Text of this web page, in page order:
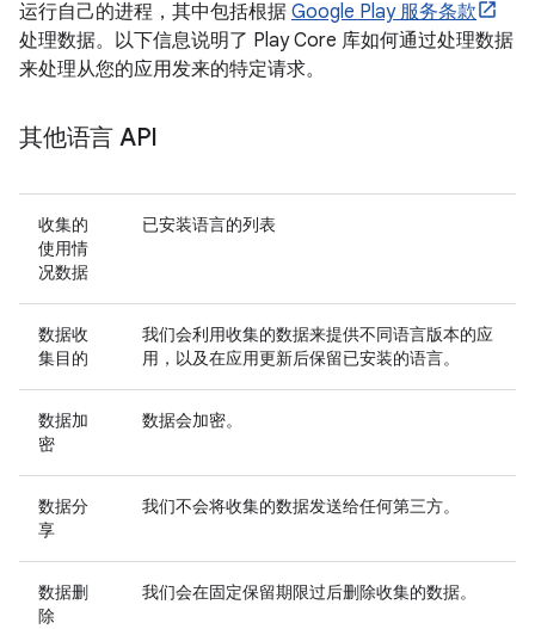
运行自己的进程，其中包括根据 Google Play 服务条款
处理数据。以下信息说明了 Play Core 库如何通过处理数据
来处理从您的应用发来的特定请求。
其他语言 API
收集的
使用情
况数据
已安装语言的列表
数据收
集目的
我们会利用收集的数据来提供不同语言版本的应
用，以及在应用更新后保留已安装的语言。
数据加
密
数据会加密。
数据分
享
我们不会将收集的数据发送给任何第三方。
数据删
除
我们会在固定保留期限过后删除收集的数据。